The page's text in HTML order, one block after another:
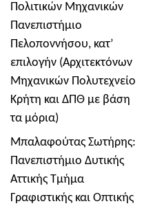
Πολιτικών Μηχανικών
Πανεπιστήμιο
Πελοποννήσου, κατ’
επιλογήν (Αρχιτεκτόνων
Μηχανικών Πολυτεχνείο
Κρήτη και ΔΠΘ με βάση
τα μόρια)
Μπαλαφούτας Σωτήρης:
Πανεπιστήμιο Δυτικής
Αττικής Τμήμα
Γραφιστικής και Οπτικής